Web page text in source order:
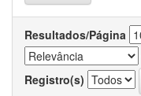
Resultados/Página
Registro(s)